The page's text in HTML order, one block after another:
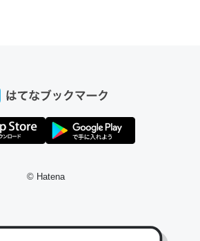
境作ったけどAlexaしか使わないので
© Hatena